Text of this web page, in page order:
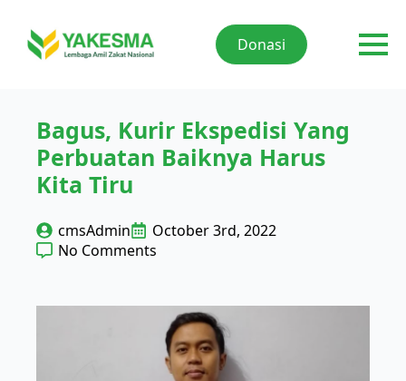
Donasi
Bagus, Kurir Ekspedisi Yang
Perbuatan Baiknya Harus
Kita Tiru
cmsAdmin
October 3rd, 2022
No Comments